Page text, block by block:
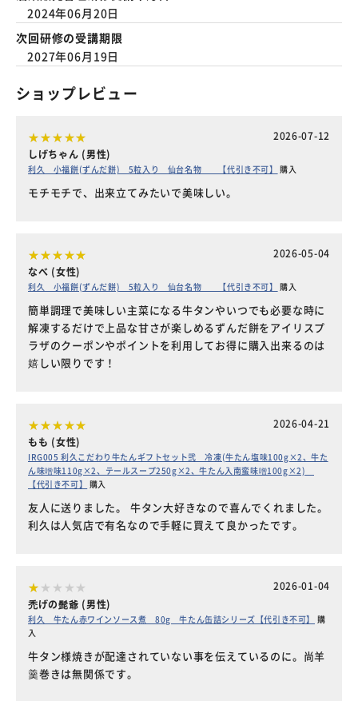
2024年06月20日
次回研修の受講期限
2027年06月19日
ショップレビュー
2026-07-12
しげちゃん (男性)
利久 小福餅(ずんだ餅) 5粒入り 仙台名物 【代引き不可】 購入
モチモチで、出来立てみたいで美味しい。
2026-05-04
なべ (女性)
利久 小福餅(ずんだ餅) 5粒入り 仙台名物 【代引き不可】 購入
簡単調理で美味しい主菜になる牛タンやいつでも必要な時に
解凍するだけで上品な甘さが楽しめるずんだ餅をアイリスプ
ラザのクーポンやポイントを利用してお得に購入出来るのは
嬉しい限りです！
2026-04-21
もも (女性)
IRG005 利久こだわり牛たんギフトセット弐 冷凍(牛たん塩味100g×2、牛た
ん味噌味110g×2、テールスープ250g×2、牛たん入南蛮味噌100g×2)
【代引き不可】 購入
友人に送りました。 牛タン大好きなので喜んでくれました。
利久は人気店で有名なので手軽に買えて良かったです。
2026-01-04
禿げの髭爺 (男性)
利久 牛たん赤ワインソース煮 80g 牛たん缶詰シリーズ【代引き不可】
購
入
牛タン様焼きが配達されていない事を伝えているのに。尚羊
羹巻きは無関係です。